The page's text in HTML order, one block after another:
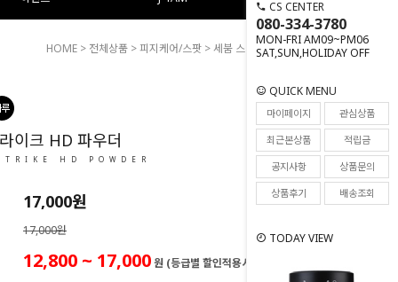
CS CENTER
080-334-3780
MON-FRI AM09~PM06
SAT,SUN,HOLIDAY OFF
QUICK MENU
마이페이지
관심상품
최근본상품
적립금
공지사항
상품문의
상품후기
배송조회
TODAY VIEW
HOME > 전체상품 >피지케어/스팟 > 세붐 스트라이크 HD 파우더
110
이크 HD 파우더
HD POWDER
17,000원
17,000원
12,800 ~ 17,000원 (등급별 할인적용시)